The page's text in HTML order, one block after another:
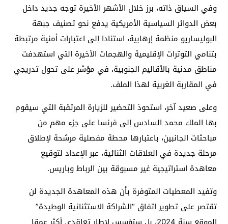
وفي السياق ذاته، برز خلال الأشهر الأخيرة توجه جديد داخل
بعض الدوائر السياسية الأمريكية يدفع نحو تصنيف جبهة
البوليساريو منظمة إرهابية، استنادا إلى اعتبارات أمنية مرتبطة
بتنامي التوترات الإقليمية والهجمات الأخيرة التي استهدفت
مناطق مدنية بالأقاليم الجنوبية، في مؤشر على تحول تدريجي
في المقاربة الغربية لهذا الملف.
وعلى صعيد آخر، استحوذ التحضير للزيارة المرتقبة التي سيقوم
بها الملك محمد السادس إلى فرنسا على جزء مهم من
مباحثات الجانبين، باعتبارها محطة مفصلية مرشحة لإطلاق
مرحلة جديدة في العلاقات الثنائية، عبر الإعداد لتوقيع
معاهدة استراتيجية غير مسبوقة بين الرباط وباريس.
وتفيد المعطيات المتوفرة بأن هذه المعاهدة الجديدة لن
تقتصر على تطوير اتفاق “الشراكة الاستثنائية الوطيدة”